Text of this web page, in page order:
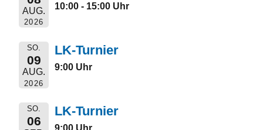
AUG.
2026
10:00 - 15:00 Uhr
SO.
09
AUG.
2026
LK-Turnier
9:00 Uhr
SO.
06
LK-Turnier